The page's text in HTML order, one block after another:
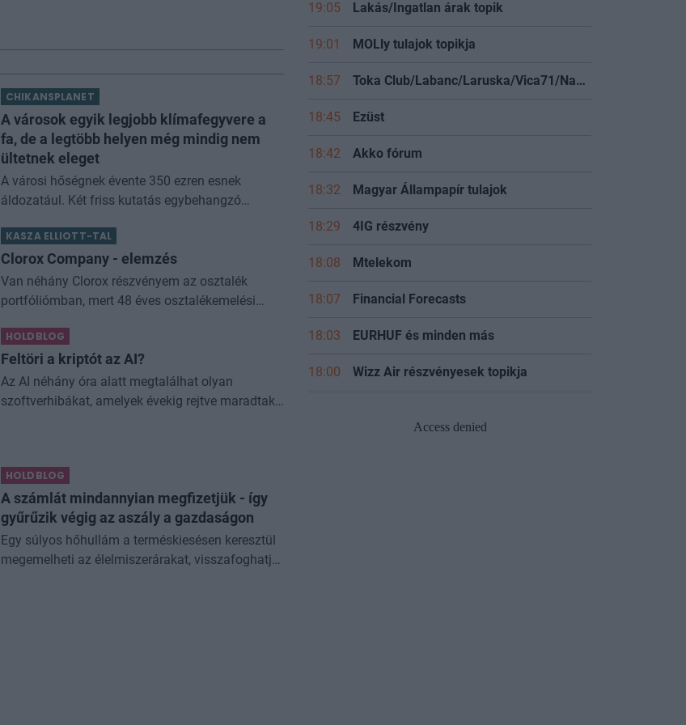
CHIKANSPLANET
A városok egyik legjobb klímafegyvere a
fa, de a legtöbb helyen még mindig nem
ültetnek eleget
A városi hőségnek évente 350 ezren esnek
áldozatául. Két friss kutatás egybehangzó
hőszigethatás felét is semlegesítheti
KASZA ELLIOTT-TAL
Clorox Company - elemzés
Van néhány Clorox részvényem az osztalék
portfóliómban, mert 48 éves osztalékemelési
áron meg tudom venni ezt a majdnem dividend
king-et. Azt
HOLDBLOG
Feltöri a kriptót az AI?
Az AI néhány óra alatt megtalálhat olyan
szoftverhibákat, amelyek évekig rejtve maradtak
HOLDBLOG
A számlát mindannyian megfizetjük - így
gyűrűzik végig az aszály a gazdaságon
Egy súlyos hőhullám a terméskiesésen keresztül
megemelheti az élelmiszerárakat, visszafoghatja
19:05 Lakás/Ingatlan árak topik
19:01 MOLly tulajok topikja
18:57 Toka Club/Labanc/Laruska/Vica71/Nacky/Bpali/Oldrider/Josefernando/Mcbull/Kawaszabi
18:45 Ezüst
18:42 Akko fórum
18:32 Magyar Állampapír tulajok
18:29 4IG részvény
18:08 Mtelekom
18:07 Financial Forecasts
18:03 EURHUF és minden más
18:00 Wizz Air részvényesek topikja